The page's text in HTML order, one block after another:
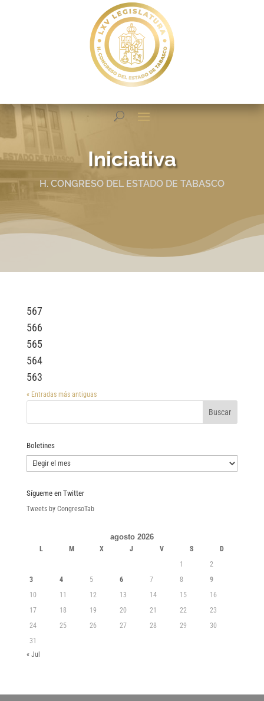
Iniciativa
H. CONGRESO DEL ESTADO DE TABASCO
567
566
565
564
563
« Entradas más antiguas
Boletines
Boletines
Sígueme en Twitter
Tweets by CongresoTab
agosto 2026
L M X J V S
D
1
2
3
4 5 6 7 8
9
10
11 12 13 14 15
16
17
18 19 20 21 22
23
24
25 26 27 28 29
30
31
« Jul